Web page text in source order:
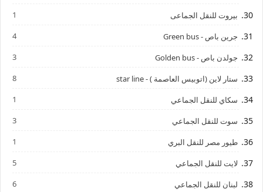
بيروت للنقل الجماعى 1
جرين باص - Green bus 4
جولدن باص - Golden bus 3
ستار لاين (اتوبيس العاصمة ) - star line 8
سكاي للنقل الجماعي 1
سوت للنقل الجماعي 3
طيور مصر للنقل البري 1
لايت للنقل الجماعي 5
لبنان للنقل الجماعي 6